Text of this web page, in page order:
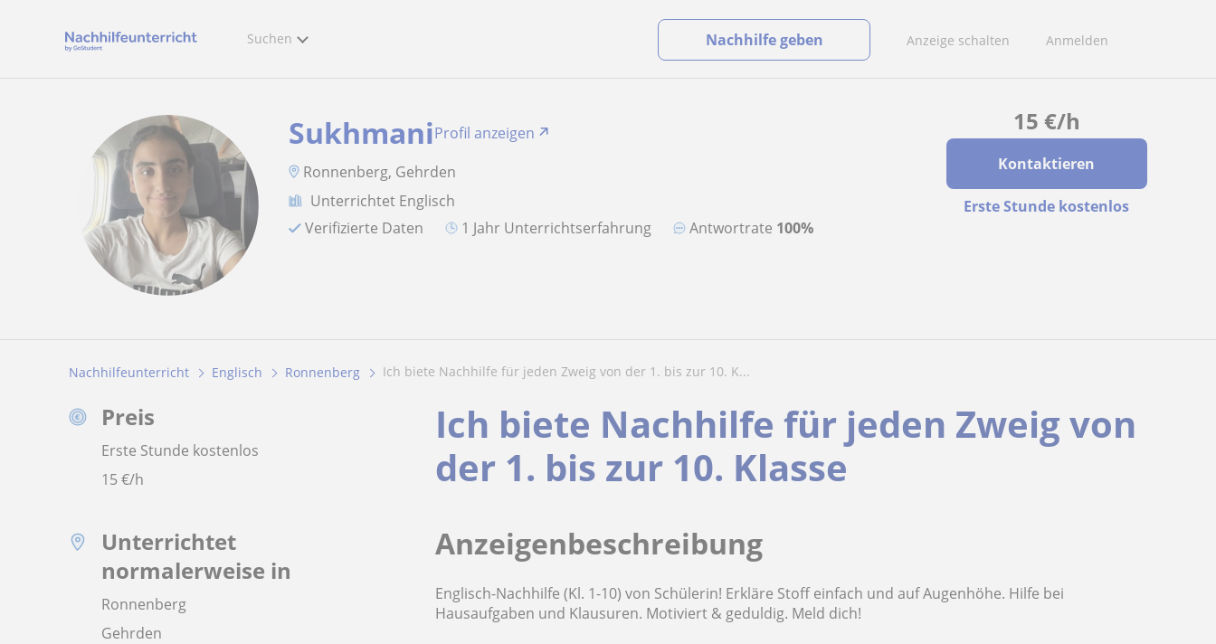
Suchen Anzeige schalten Anmelden
Nachhilfe geben
15 €/h
Kontaktieren
Erste Stunde kostenlos
SukhmaniProfil anzeigen
Ronnenberg, Gehrden
Unterrichtet Englisch
Verifizierte Daten
1 Jahr Unterrichtserfahrung Antwortrate 100%
Nachhilfeunterricht Englisch Ronnenberg Ich biete Nachhilfe für jeden Zweig von der 1. bis zur 10. K...
Preis
Erste Stunde kostenlos
15€/h
Unterrichtet
normalerweise in
Ronnenberg
Gehrden
Ich biete Nachhilfe für jeden Zweig von
der 1. bis zur 10. Klasse
Anzeigenbeschreibung
Englisch-Nachhilfe (Kl. 1-10) von Schülerin! Erkläre Stoff einfach und auf Augenhöhe. Hilfe bei
Hausaufgaben und Klausuren. Motiviert & geduldig. Meld dich!